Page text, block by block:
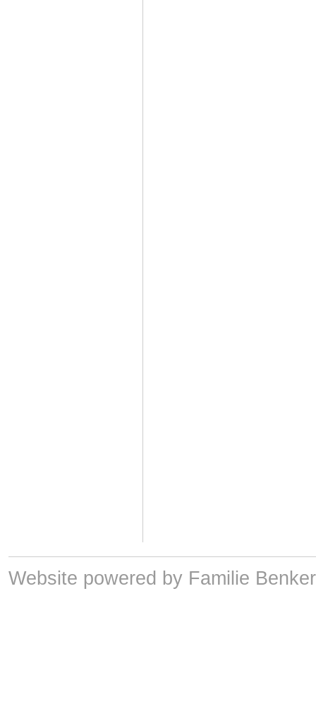
Website powered by Familie